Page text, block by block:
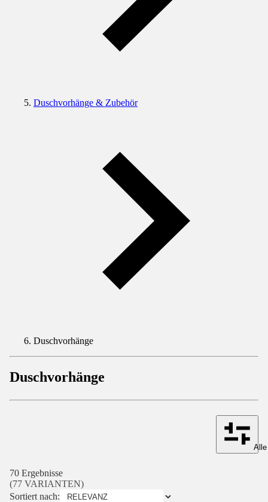
Duschvorhänge & Zubehör
Duschvorhänge
Duschvorhänge
70 Ergebnisse
(77 VARIANTEN)
Sortiert nach: